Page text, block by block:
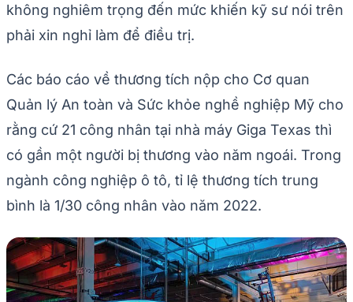
không nghiêm trọng đến mức khiến kỹ sư nói trên
phải xin nghỉ làm để điều trị.
Các báo cáo về thương tích nộp cho Cơ quan
Quản lý An toàn và Sức khỏe nghề nghiệp Mỹ cho
rằng cứ 21 công nhân tại nhà máy Giga Texas thì
có gần một người bị thương vào năm ngoái. Trong
ngành công nghiệp ô tô, tỉ lệ thương tích trung
bình là 1/30 công nhân vào năm 2022.